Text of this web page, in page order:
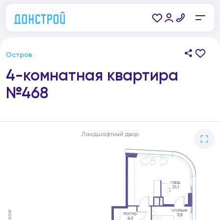
Остров
4-комнатная квартира
№468
Ландшафтный двор